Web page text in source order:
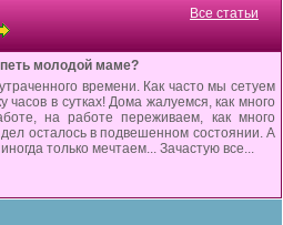
Все статьи
молодой маме?
времени. Как часто мы сетуем
часов в сутках! Дома жалуемся, как много
на работе переживаем, как много
осталось в подвешенном состоянии. А
только мечтаем... Зачастую все...